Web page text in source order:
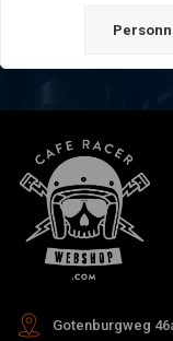
Gotenburgweg